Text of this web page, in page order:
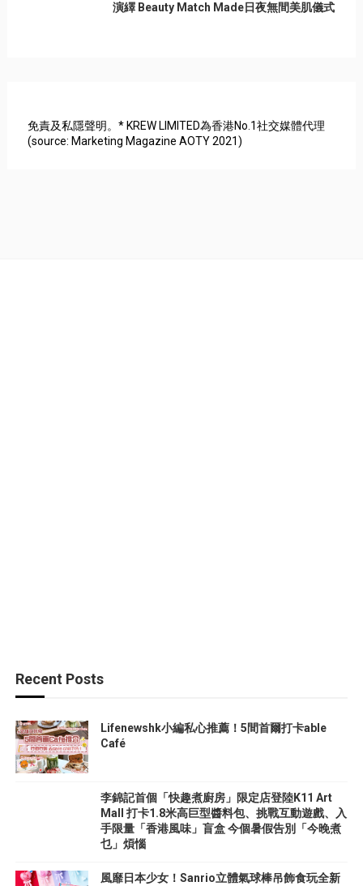
演繹 Beauty Match Made日夜無間美肌儀式
免責及私隱聲明。* KREW LIMITED為香港No.1社交媒體代理
(source: Marketing Magazine AOTY 2021)
Recent Posts
Lifenewshk小編私心推薦！5間首爾打卡able
Café
李錦記首個「快趣煮廚房」限定店登陸K11 Art
Mall 打卡1.8米高巨型醬料包、挑戰互動遊戲、入
手限量「香港風味」盲盒 今個暑假告別「今晚煮
乜」煩惱
風靡日本少女！Sanrio立體氣球棒吊飾食玩全新